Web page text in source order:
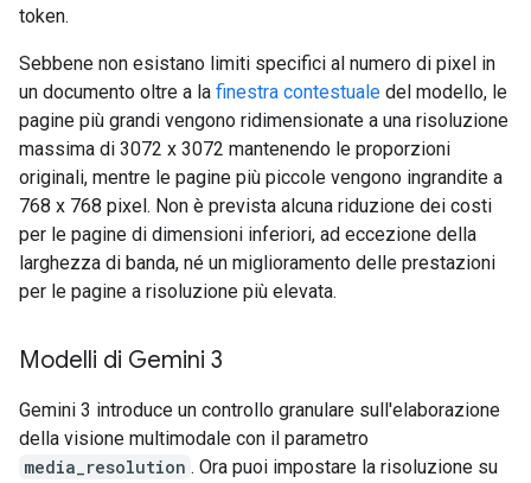
token.
Sebbene non esistano limiti specifici al numero di pixel in
un documento oltre a la finestra contestuale del modello, le
pagine più grandi vengono ridimensionate a una risoluzione
massima di 3072 x 3072 mantenendo le proporzioni
originali, mentre le pagine più piccole vengono ingrandite a
768 x 768 pixel. Non è prevista alcuna riduzione dei costi
per le pagine di dimensioni inferiori, ad eccezione della
larghezza di banda, né un miglioramento delle prestazioni
per le pagine a risoluzione più elevata.
Modelli di Gemini 3
Gemini 3 introduce un controllo granulare sull'elaborazione
della visione multimodale con il parametro
media_resolution . Ora puoi impostare la risoluzione su